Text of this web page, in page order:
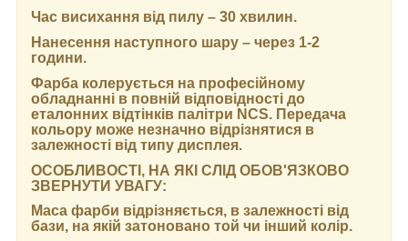
Час висихання від пилу – 30 хвилин.
Нанесення наступного шару – через 1-2
години.
Фарба колерується на професійному
обладнанні в повній відповідності до
еталонних відтінків палітри NCS. Передача
кольору може незначно відрізнятися в
залежності від типу дисплея.
ОСОБЛИВОСТІ, НА ЯКІ СЛІД ОБОВ'ЯЗКОВО
ЗВЕРНУТИ УВАГУ:
Маса фарби відрізняється, в залежності від
бази, на якій затоновано той чи інший колір.